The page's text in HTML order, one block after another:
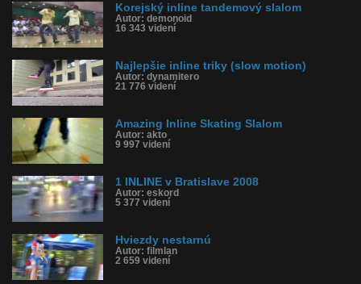
Korejský inline tandemový slalom
Autor: demonoid
16 343 videní
Najlepšie inline triky (slow motion)
Autor: dynamitero
21 776 videní
Amazing Inline Skating Slalom
Autor: akto
9 997 videní
1 INLINE v Bratislave 2008
Autor: eskord
5 377 videní
Hviezdy nestarnú
Autor: filmlan
2 659 videní